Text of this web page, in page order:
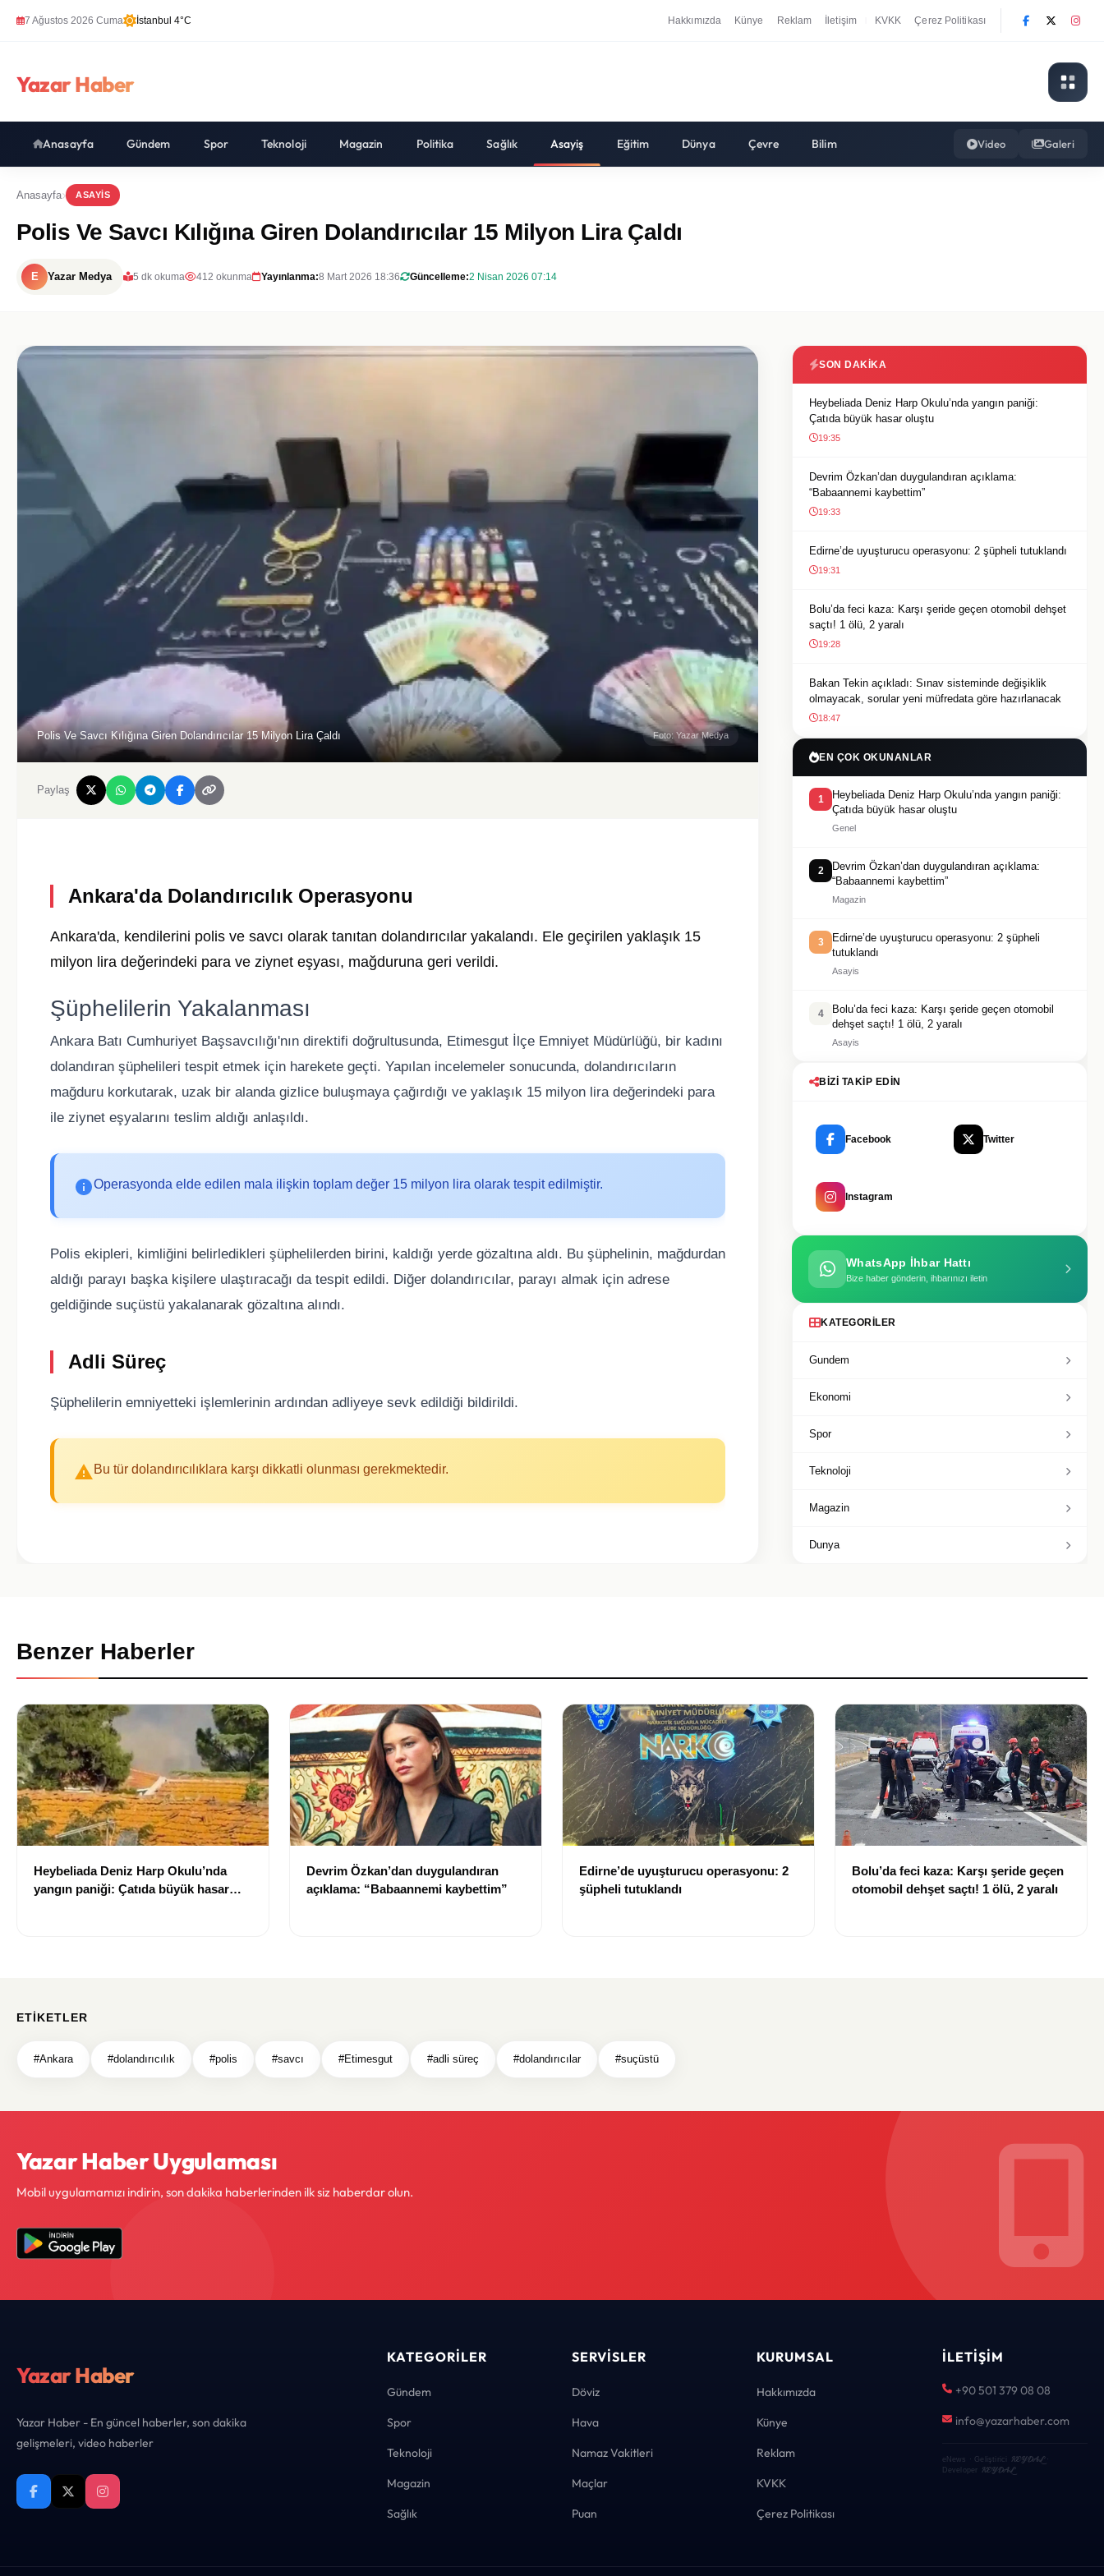
7 Ağustos 2026 Cuma İstanbul 4°C Hakkımızda Künye Reklam İletişim KVKK Çerez Politikası
Yazar Haber
Anasayfa Gündem Spor Teknoloji Magazin Politika Sağlık Asayiş Eğitim Dünya Çevre Bilim Video Galeri
Anasayfa ASAYIS
Polis Ve Savcı Kılığına Giren Dolandırıcılar 15 Milyon Lira Çaldı
E Yazar Medya 5 dk okuma 412 okunma Yayınlanma:8 Mart 2026 18:36 Güncelleme:2 Nisan 2026 07:14
Polis Ve Savcı Kılığına Giren Dolandırıcılar 15 Milyon Lira Çaldı Foto: Yazar Medya
Paylaş
Ankara'da Dolandırıcılık Operasyonu
Ankara'da, kendilerini polis ve savcı olarak tanıtan dolandırıcılar yakalandı. Ele geçirilen yaklaşık 15
milyon lira değerindeki para ve ziynet eşyası, mağduruna geri verildi.
Şüphelilerin Yakalanması
Ankara Batı Cumhuriyet Başsavcılığı'nın direktifi doğrultusunda, Etimesgut İlçe Emniyet Müdürlüğü, bir kadını
dolandıran şüphelileri tespit etmek için harekete geçti. Yapılan incelemeler sonucunda, dolandırıcıların
mağduru korkutarak, uzak bir alanda gizlice buluşmaya çağırdığı ve yaklaşık 15 milyon lira değerindeki para
ile ziynet eşyalarını teslim aldığı anlaşıldı.
Operasyonda elde edilen mala ilişkin toplam değer 15 milyon lira olarak tespit edilmiştir.
Polis ekipleri, kimliğini belirledikleri şüphelilerden birini, kaldığı yerde gözaltına aldı. Bu şüphelinin, mağdurdan
aldığı parayı başka kişilere ulaştıracağı da tespit edildi. Diğer dolandırıcılar, parayı almak için adrese
geldiğinde suçüstü yakalanarak gözaltına alındı.
Adli Süreç
Şüphelilerin emniyetteki işlemlerinin ardından adliyeye sevk edildiği bildirildi.
Bu tür dolandırıcılıklara karşı dikkatli olunması gerekmektedir.
SON DAKIKA
Heybeliada Deniz Harp Okulu’nda yangın paniği:
Çatıda büyük hasar oluştu
19:35
Devrim Özkan’dan duygulandıran açıklama:
“Babaannemi kaybettim”
19:33
Edirne’de uyuşturucu operasyonu: 2 şüpheli tutuklandı
19:31
Bolu’da feci kaza: Karşı şeride geçen otomobil dehşet
saçtı! 1 ölü, 2 yaralı
19:28
Bakan Tekin açıkladı: Sınav sisteminde değişiklik
olmayacak, sorular yeni müfredata göre hazırlanacak
18:47
EN ÇOK OKUNANLAR
1
Heybeliada Deniz Harp Okulu’nda yangın paniği:
Çatıda büyük hasar oluştu
Genel
2
Devrim Özkan’dan duygulandıran açıklama:
“Babaannemi kaybettim”
Magazin
3
Edirne’de uyuşturucu operasyonu: 2 şüpheli
tutuklandı
Asayis
4
Bolu’da feci kaza: Karşı şeride geçen otomobil
dehşet saçtı! 1 ölü, 2 yaralı
Asayis
BIZI TAKIP EDIN
Facebook Twitter
Instagram
WhatsApp İhbar Hattı
Bize haber gönderin, ihbarınızı iletin
KATEGORILER
Gundem
Ekonomi
Spor
Teknoloji
Magazin
Dunya
Benzer Haberler
Heybeliada Deniz Harp Okulu’nda
yangın paniği: Çatıda büyük hasar
Devrim Özkan’dan duygulandıran
açıklama: “Babaannemi kaybettim”
Edirne’de uyuşturucu operasyonu: 2
şüpheli tutuklandı
Bolu’da feci kaza: Karşı şeride geçen
otomobil dehşet saçtı! 1 ölü, 2 yaralı
ETIKETLER
#Ankara #dolandırıcılık #polis #savcı #Etimesgut #adli süreç #dolandırıcılar #suçüstü
Yazar Haber Uygulaması
Mobil uygulamamızı indirin, son dakika haberlerinden ilk siz haberdar olun.
Yazar Haber
Yazar Haber - En güncel haberler, son dakika
gelişmeleri, video haberler
KATEGORILER
Gündem
Spor
Teknoloji
Magazin
Sağlık
SERVISLER
Döviz
Hava
Namaz Vakitleri
Maçlar
Puan
KURUMSAL
Hakkımızda
Künye
Reklam
KVKK
Çerez Politikası
İLETIŞIM
+90 501 379 08 08
info@yazarhaber.com
eNews · Geliştirici KEYDAL·
Developer KEYDAL